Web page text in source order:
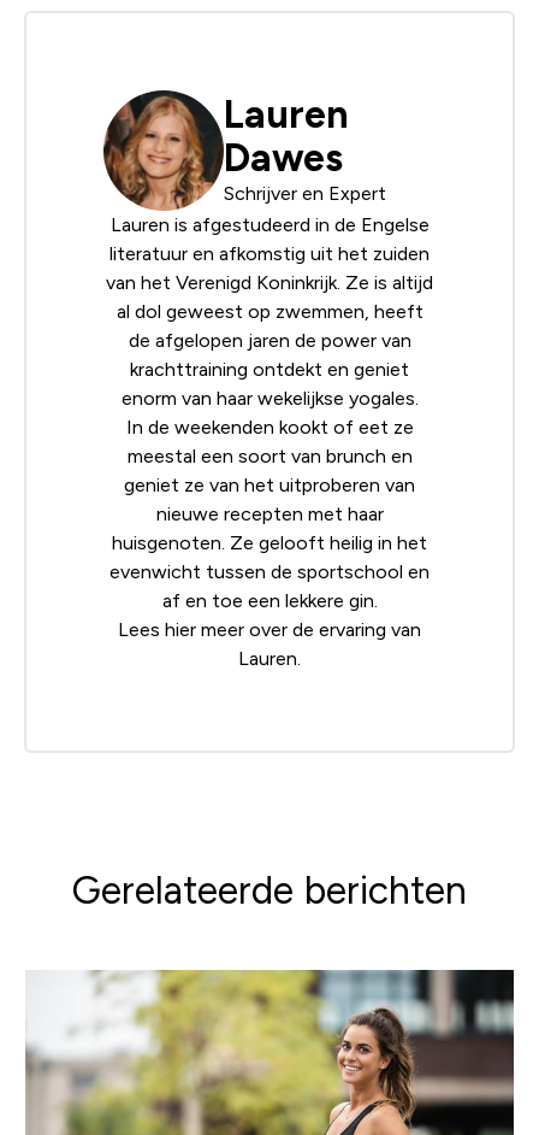
Lauren
Dawes
Schrijver en Expert
Lauren is afgestudeerd in de Engelse
literatuur en afkomstig uit het zuiden
van het Verenigd Koninkrijk. Ze is altijd
al dol geweest op zwemmen, heeft
de afgelopen jaren de power van
krachttraining ontdekt en geniet
enorm van haar wekelijkse yogales.
In de weekenden kookt of eet ze
meestal een soort van brunch en
geniet ze van het uitproberen van
nieuwe recepten met haar
huisgenoten. Ze gelooft heilig in het
evenwicht tussen de sportschool en
af en toe een lekkere gin.
Lees hier meer over de ervaring van
Lauren.
Gerelateerde berichten